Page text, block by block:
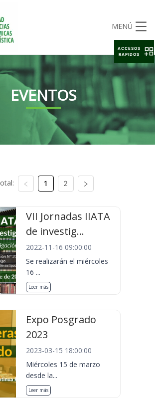
MENÚ
EVENTOS
1 2
VII Jornadas IIATA
de investig...
2022-11-16 09:00:00
Se realizarán el miércoles
16 ...
Leer más
Expo Posgrado
2023
2023-03-15 18:00:00
Miércoles 15 de marzo
desde la...
Leer más
ACCESOS
RAPIDOS